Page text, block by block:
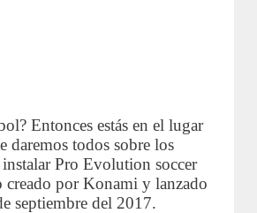
Entonces estás en el lugar
daremos todos sobre los
Pro Evolution soccer
por Konami y lanzado
septiembre del 2017.